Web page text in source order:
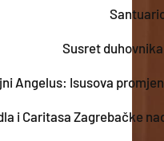
Susret
Angelus: Isusova
i Caritasa Zagrebačke